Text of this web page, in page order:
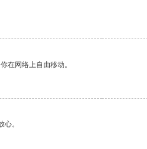
在网络上自由移动。
。